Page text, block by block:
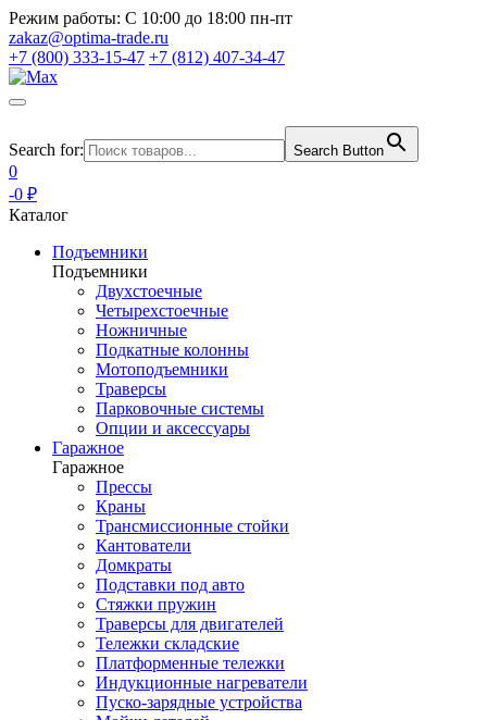
Режим работы: С 10:00 до 18:00 пн-пт
zakaz@optima-trade.ru
+7 (800) 333-15-47 +7 (812) 407-34-47
Search for: Search Button
0
-0 ₽
Каталог
Подъемники
Подъемники
Двухстоечные
Четырехстоечные
Ножничные
Подкатные колонны
Мотоподъемники
Траверсы
Парковочные системы
Опции и аксессуары
Гаражное
Гаражное
Прессы
Краны
Трансмиссионные стойки
Кантователи
Домкраты
Подставки под авто
Стяжки пружин
Траверсы для двигателей
Тележки складские
Платформенные тележки
Индукционные нагреватели
Пуско-зарядные устройства